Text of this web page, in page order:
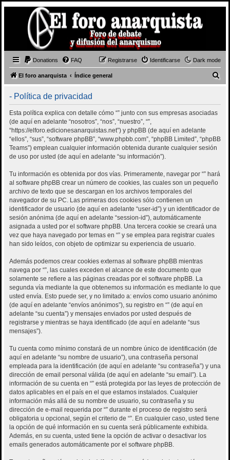
Dark mode
Donations FAQ Identificarse
Registrarse
El foro anarquista Índice general
- Política de privacidad
Esta política explica con detalle cómo “” junto con sus empresas asociadas
(de aquí en adelante “nosotros”, “nos”, “nuestro”, “”,
“https://elforo.edicionesanarquistas.net”) y phpBB (de aquí en adelante
“ellos”, “sus”, “software phpBB”, “www.phpbb.com”, “phpBB Limited”, “phpBB
Teams”) emplean cualquier información obtenida durante cualquier sesión
de uso por usted (de aquí en adelante “su información”).
Tu información es obtenida por dos vías. Primeramente, navegar por “” hará
al software phpBB crear un número de cookies, las cuales son un pequeño
archivo de texto que se descargan en los archivos temporales del
navegador de su PC. Las primeras dos cookies sólo contienen un
identificador de usuario (de aquí en adelante “user-id”) y un identificador de
sesión anónima (de aquí en adelante “session-id”), automáticamente
asignada a usted por el software phpBB. Una tercera cookie se creará una
vez que haya navegado por temas en “” y se emplea para registrar cuales
han sido leídos, con objeto de optimizar su experiencia de usuario.
Además podemos crear cookies externas al software phpBB mientras
navega por “”, las cuales exceden el alcance de este documento que
solamente se refiere a las páginas creadas por el software phpBB. La
segunda vía mediante la que obtenemos su información es mediante lo que
usted envía. Esto puede ser, y no limitado a: envíos como usuario anónimo
(de aquí en adelante “envíos anónimos”), su registro en “” (de aquí en
adelante “su cuenta”) y mensajes enviados por usted después de
registrarse y mientras se haya identificado (de aquí en adelante “sus
mensajes”).
Tu cuenta como mínimo constará de un nombre único de identificación (de
aquí en adelante “su nombre de usuario”), una contraseña personal
empleada para la identificación (de aquí en adelante “su contraseña”) y una
dirección de email personal válida (de aquí en adelante “su email”). La
información de su cuenta en “” está protegida por las leyes de protección de
datos aplicables en el país en el que estamos instalados. Cualquier
información más allá de su nombre de usuario, su contraseña y su
dirección de e-mail requerida por “” durante el proceso de registro será
obligatoria u opcional, según el criterio de “”. En cualquier caso, usted tiene
la opción de qué información en su cuenta será públicamente exhibida.
Además, en su cuenta, usted tiene la opción de activar o desactivar los
emails generados automáticamente por el software phpBB.